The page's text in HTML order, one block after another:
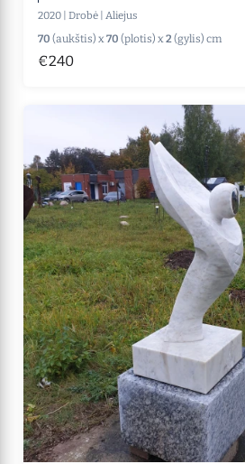
2020 Drobė Aliejus
70 (aukštis) x70 (plotis) x2(gylis) cm
€240